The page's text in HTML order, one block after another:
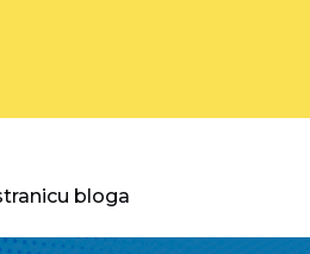
bloga